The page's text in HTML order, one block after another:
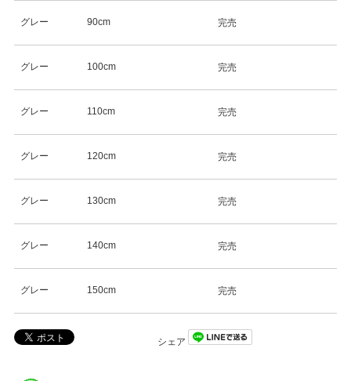
グレー 90cm 完売
グレー 100cm 完売
グレー 110cm 完売
グレー 120cm 完売
グレー 130cm 完売
グレー 140cm 完売
グレー 150cm 完売
シェア